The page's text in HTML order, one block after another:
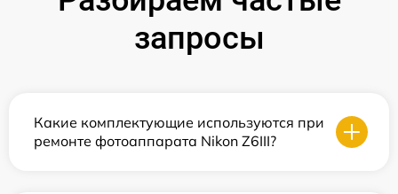
запросы
Какие комплектующие используются при
ремонте фотоаппарата Nikon Z6III?